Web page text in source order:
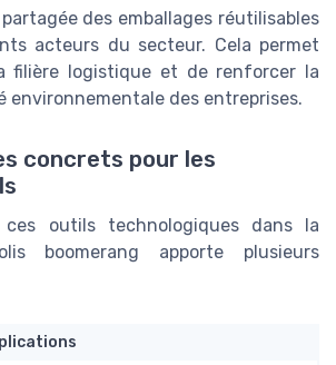
des emballages réutilisables
acteurs du secteur. Cela permet
filière logistique et de renforcer la
environnementale des entreprises.
concrets pour les
ces outils technologiques dans la
boomerang apporte plusieurs